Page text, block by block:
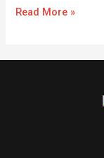
Read More »